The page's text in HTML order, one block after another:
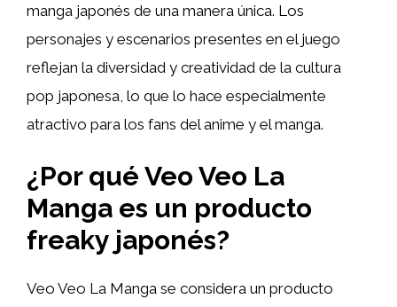
manga japonés de una manera única. Los
personajes y escenarios presentes en el juego
reflejan la diversidad y creatividad de la cultura
pop japonesa, lo que lo hace especialmente
atractivo para los fans del anime y el manga.
¿Por qué Veo Veo La
Manga es un producto
freaky japonés?
Veo Veo La Manga se considera un producto